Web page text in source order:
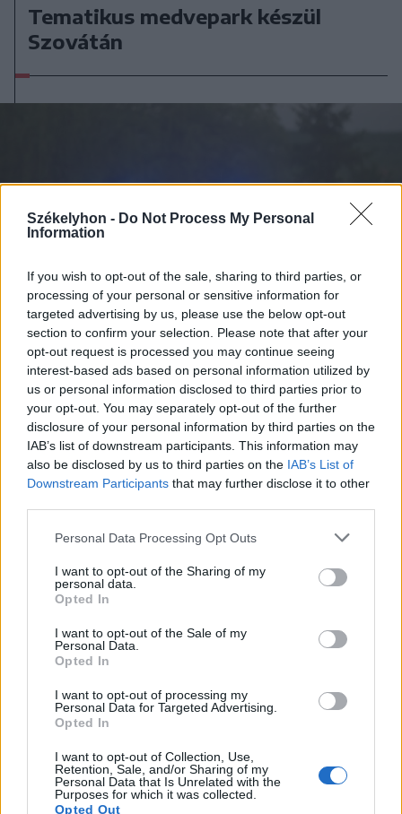
Székelyhon - Do Not Process My Personal
Information
If you wish to opt-out of the sale, sharing to third parties, or
processing of your personal or sensitive information for
targeted advertising by us, please use the below opt-out
section to confirm your selection. Please note that after your
opt-out request is processed you may continue seeing
interest-based ads based on personal information utilized by
us or personal information disclosed to third parties prior to
your opt-out. You may separately opt-out of the further
disclosure of your personal information by third parties on the
IAB’s list of downstream participants. This information may
also be disclosed by us to third parties on the IAB’s List of
Downstream Participants that may further disclose it to other
Personal Data Processing Opt Outs
I want to opt-out of the Sharing of my
personal data.
Opted In
I want to opt-out of the Sale of my
Personal Data.
Opted In
I want to opt-out of processing my
Personal Data for Targeted Advertising.
Opted In
I want to opt-out of Collection, Use,
Retention, Sale, and/or Sharing of my
Personal Data that Is Unrelated with the
Purposes for which it was collected.
Opted Out
Tematikus medvepark készül
Szovátán
2026. augusztus 06., csütörtök
Életét vesztette két halász, akiket
villámcsapás ért a Maros partján –
frissítve